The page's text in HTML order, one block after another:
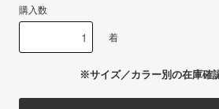
購入数
着
※サイズ／カラー別の在庫確